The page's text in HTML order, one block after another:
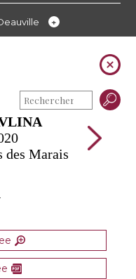
des Marais